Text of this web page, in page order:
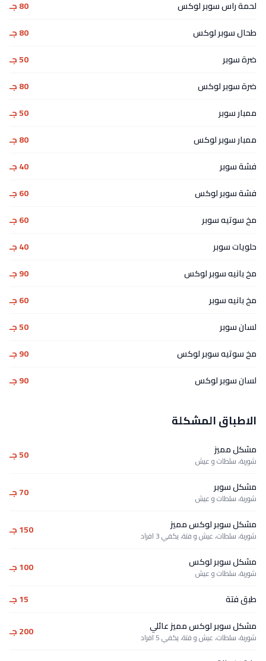
لحمة راس سوبر لوكس
80 جـ
طحال سوبر لوكس
80 جـ
ضرة سوبر
50 جـ
ضرة سوبر لوكس
80 جـ
ممبار سوبر
50 جـ
ممبار سوبر لوكس
80 جـ
فشة سوبر
40 جـ
فشة سوبر لوكس
60 جـ
مخ سوتيه سوبر
60 جـ
حلويات سوبر
40 جـ
مخ بانيه سوبر لوكس
90 جـ
مخ بانيه سوبر
60 جـ
لسان سوبر
50 جـ
مخ سوتيه سوبر لوكس
90 جـ
لسان سوبر لوكس
90 جـ
الاطباق المشكلة
مشكل مميز
شوربة، سلطات و عيش 50 جـ
مشكل سوبر
شوربة، سلطات و عيش 70 جـ
مشكل سوبر لوكس مميز
شوربة، سلطات، عيش و فتة، يكفي 3 افراد 150 جـ
مشكل سوبر لوكس
شوربة، سلطات و عيش 100 جـ
طبق فتة
15 جـ
مشكل سوبر لوكس مميز عائلي
شوربة، سلطات، عيش و فتة، يكفي 5 افراد 200 جـ